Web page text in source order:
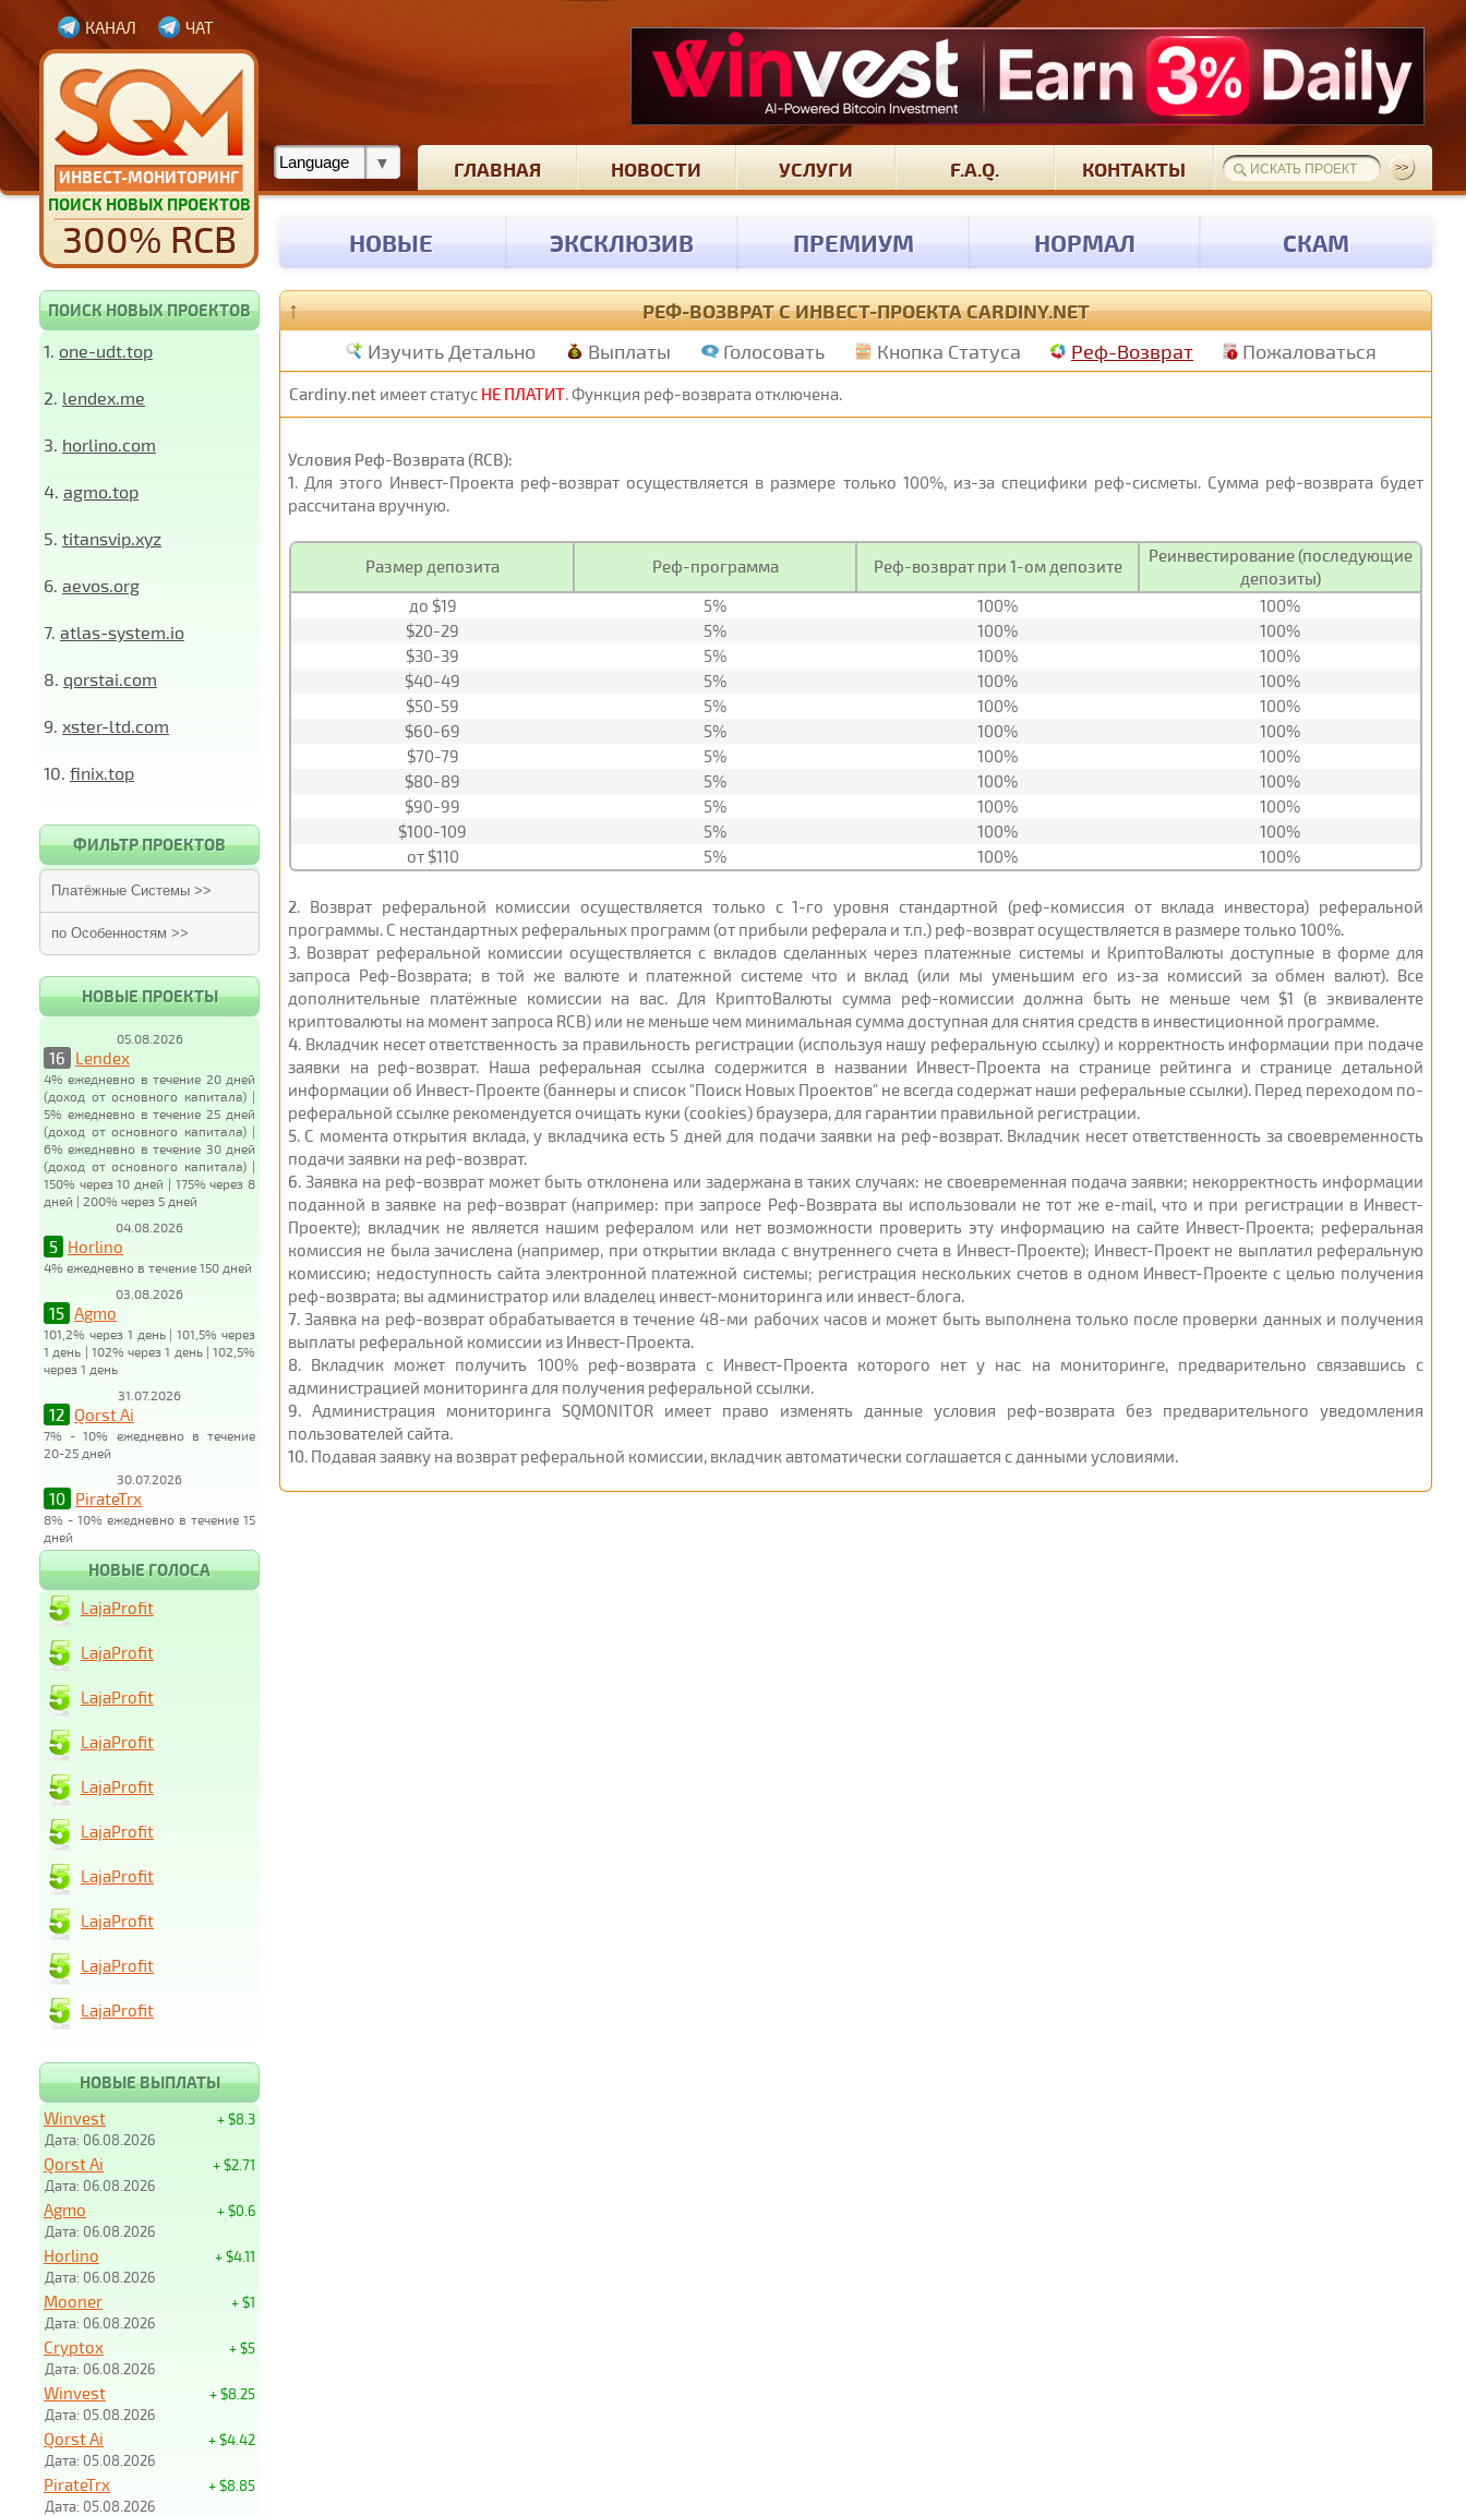
ИНВЕСТ-МОНИТОРИНГ
ПОИСК НОВЫХ ПРОЕКТОВ
300% RCB
КАНАЛ ЧАТ
ГЛАВНАЯ НОВОСТИ УСЛУГИ F.A.Q. КОНТАКТЫ
НОВЫЕ ЭКСКЛЮЗИВ ПРЕМИУМ НОРМАЛ СКАМ
ПОИСК НОВЫХ ПРОЕКТОВ
1. one-udt.top
2. lendex.me
3. horlino.com
4. agmo.top
5. titansvip.xyz
6. aevos.org
7. atlas-system.io
8. qorstai.com
9. xster-ltd.com
10. finix.top
ФИЛЬТР ПРОЕКТОВ
Платёжные Системы >>
по Особенностям >>
НОВЫЕ ПРОЕКТЫ
05.08.2026
16 Lendex
4% ежедневно в течение 20 дней
(доход от основного капитала) |
5% ежедневно в течение 25 дней
(доход от основного капитала) |
6% ежедневно в течение 30 дней
(доход от основного капитала) |
150% через 10 дней | 175% через 8
дней | 200% через 5 дней
04.08.2026
5 Horlino
4% ежедневно в течение 150 дней
03.08.2026
15 Agmo
101,2% через 1 день | 101,5% через
1 день | 102% через 1 день | 102,5%
через 1 день
31.07.2026
12 Qorst Ai
7% - 10% ежедневно в течение
20-25 дней
30.07.2026
10 PirateTrx
8% - 10% ежедневно в течение 15
дней
↑ РЕФ-ВОЗВРАТ С ИНВЕСТ-ПРОЕКТА CARDINY.NET
Изучить Детально Выплаты Голосовать Кнопка Статуса Реф-Возврат Пожаловаться
Cardiny.net имеет статус НЕ ПЛАТИТ. Функция реф-возврата отключена.
Условия Реф-Возврата (RCB):
1. Для этого Инвест-Проекта реф-возврат осуществляется в размере только 100%, из-за специфики реф-сисметы. Сумма реф-возврата будет
рассчитана вручную.
Размер депозита Реф-программа Реф-возврат при 1-ом депозите
Реинвестирование (последующие
депозиты)
до $19
5% 100%
100%
$20-29
5% 100%
100%
$30-39
5% 100%
100%
$40-49
5% 100%
100%
$50-59
5% 100%
100%
$60-69
5% 100%
100%
$70-79
5% 100%
100%
$80-89
5% 100%
100%
$90-99
5% 100%
100%
$100-109
5% 100%
100%
от $110
5% 100% 100%
2. Возврат реферальной комиссии осуществляется только с 1-го уровня стандартной (реф-комиссия от вклада инвестора) реферальной
программы. С нестандартных реферальных программ (от прибыли реферала и т.п.) реф-возврат осуществляется в размере только 100%.
3. Возврат реферальной комиссии осуществляется с вкладов сделанных через платежные системы и КриптоВалюты доступные в форме для
запроса Реф-Возврата; в той же валюте и платежной системе что и вклад (или мы уменьшим его из-за комиссий за обмен валют). Все
дополнительные платёжные комиссии на вас. Для КриптоВалюты сумма реф-комиссии должна быть не меньше чем $1 (в эквиваленте
криптовалюты на момент запроса RCB) или не меньше чем минимальная сумма доступная для снятия средств в инвестиционной программе.
4. Вкладчик несет ответственность за правильность регистрации (используя нашу реферальную ссылку) и корректность информации при подаче
заявки на реф-возврат. Наша реферальная ссылка содержится в названии Инвест-Проекта на странице рейтинга и странице детальной
информации об Инвест-Проекте (баннеры и список "Поиск Новых Проектов" не всегда содержат наши реферальные ссылки). Перед переходом по-
реферальной ссылке рекомендуется очищать куки (cookies) браузера, для гарантии правильной регистрации.
5. С момента открытия вклада, у вкладчика есть 5 дней для подачи заявки на реф-возврат. Вкладчик несет ответственность за своевременность
подачи заявки на реф-возврат.
6. Заявка на реф-возврат может быть отклонена или задержана в таких случаях: не своевременная подача заявки; некорректность информации
поданной в заявке на реф-возврат (например: при запросе Реф-Возврата вы использовали не тот же e-mail, что и при регистрации в Инвест-
Проекте); вкладчик не является нашим рефералом или нет возможности проверить эту информацию на сайте Инвест-Проекта; реферальная
комиссия не была зачислена (например, при открытии вклада с внутреннего счета в Инвест-Проекте); Инвест-Проект не выплатил реферальную
комиссию; недоступность сайта электронной платежной системы; регистрация нескольких счетов в одном Инвест-Проекте с целью получения
реф-возврата; вы администратор или владелец инвест-мониторинга или инвест-блога.
7. Заявка на реф-возврат обрабатывается в течение 48-ми рабочих часов и может быть выполнена только после проверки данных и получения
выплаты реферальной комиссии из Инвест-Проекта.
8. Вкладчик может получить 100% реф-возврата с Инвест-Проекта которого нет у нас на мониторинге, предварительно связавшись с
администрацией мониторинга для получения реферальной ссылки.
9. Администрация мониторинга SQMONITOR имеет право изменять данные условия реф-возврата без предварительного уведомления
пользователей сайта.
10. Подавая заявку на возврат реферальной комиссии, вкладчик автоматически соглашается с данными условиями.
НОВЫЕ ГОЛОСА
LajaProfit
LajaProfit
LajaProfit
LajaProfit
LajaProfit
LajaProfit
LajaProfit
LajaProfit
LajaProfit
LajaProfit
НОВЫЕ ВЫПЛАТЫ
+ $8.3
Winvest
Дата: 06.08.2026
+ $2.71
Qorst Ai
Дата: 06.08.2026
+ $0.6
Agmo
Дата: 06.08.2026
+ $4.11
Horlino
Дата: 06.08.2026
+ $1
Mooner
Дата: 06.08.2026
+ $5
Cryptox
Дата: 06.08.2026
+ $8.25
Winvest
Дата: 05.08.2026
+ $4.42
Qorst Ai
Дата: 05.08.2026
+ $8.85
PirateTrx
Дата: 05.08.2026